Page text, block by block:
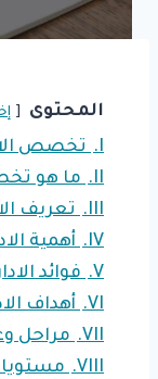
المحتوى
I.
تخصص
II.
ما هو
III.
تعريف
IV.
أهمية
V.
فوائد
VI.
أهداف
VII.
مراحل
VIII.